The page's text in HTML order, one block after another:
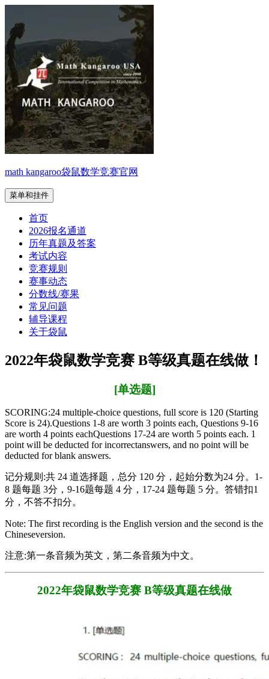
内
容
math kangaroo袋鼠数学竞赛官网
菜单和挂件
首页
2026报名通道
历年真题及答案
考试内容
竞赛规则
赛事动态
分数线/赛果
常见问题
辅导课程
关于袋鼠
2022年袋鼠数学竞赛 B等级真题在线做！
[单选题]
SCORING:24 multiple-choice questions, full score is 120 (Starting
Score is 24).Questions 1-8 are worth 3 points each, Questions 9-16
are worth 4 points eachQuestions 17-24 are worth 5 points each. 1
point will be deducted for incorrectanswers, and no point will be
deducted for blank answers.
记分规则:共 24 道选择题，总分 120 分，起始分数为24 分。1-
8 题每题 3分，9-16题每题 4 分，17-24 题每题 5 分。答错扣1
分，不答不扣分。
Note: The first recording is the English version and the second is the
Chineseversion.
注意:第一条音频为英文，第二条音频为中文。
2022年袋鼠数学竞赛 B等级真题在线做